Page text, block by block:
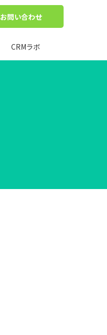
お問い合わせ
CRMラボ